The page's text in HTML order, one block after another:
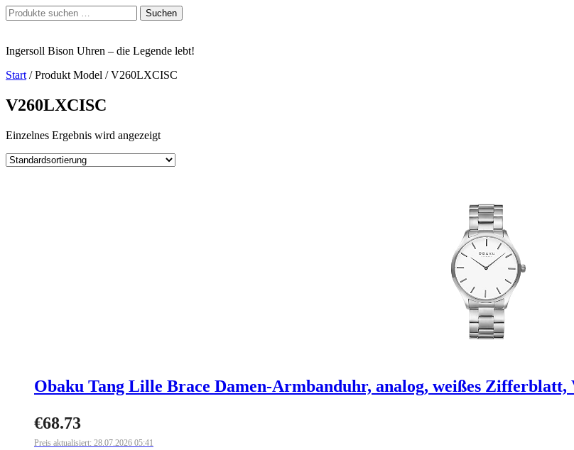
Zum
Inhalt
Suchen
nach:
Suchen
Ingersoll Bison Uhren – die Legende lebt!
Start / Produkt Model / V260LXCISC
V260LXCISC
Einzelnes Ergebnis wird angezeigt
Obaku Tang Lille Brace Damen-Armbanduhr, analog, weißes Zifferblatt,
€68.73
Preis aktualisiert: 28.07.2026 05:41